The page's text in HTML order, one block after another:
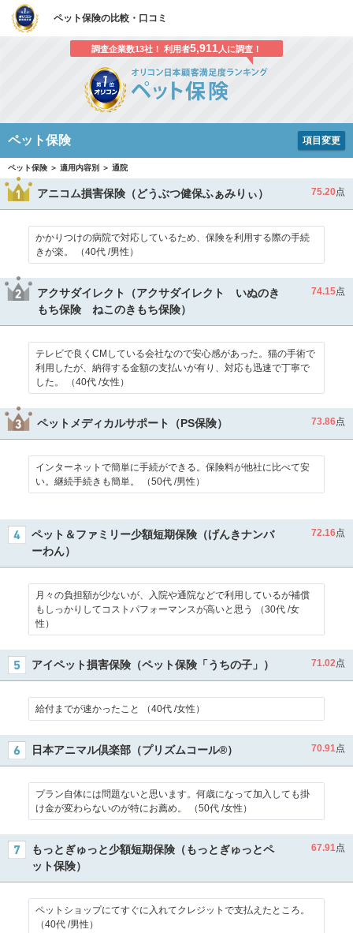
ペット保険の比較・口コミ
調査企業数13社！ 利用者5,911人に調査！
ペット保険 項目変更
ペット保険 ＞ 適用内容別 ＞ 通院
アニコム損害保険（どうぶつ健保ふぁみりぃ） 75.20点
かかりつけの病院で対応しているため、保険を利用する際の手続
きが楽。 （40代 /男性）
アクサダイレクト（アクサダイレクト いぬのき
もち保険 ねこのきもち保険）
74.15点
テレビで良くCMしている会社なので安心感があった。猫の手術で
利用したが、納得する金額の支払いが有り、対応も迅速で丁寧で
した。 （40代 /女性）
ペットメディカルサポート（PS保険） 73.86点
インターネットで簡単に手続ができる。保険料が他社に比べて安
い。継続手続きも簡単。 （50代 /男性）
ペット＆ファミリー少額短期保険（げんきナンバ
ーわん）
72.16点
月々の負担額が少ないが、入院や通院などで利用しているが補償
もしっかりしてコストパフォーマンスが高いと思う （30代 /女
性）
アイペット損害保険（ペット保険「うちの子」） 71.02点
給付までが速かったこと （40代 /女性）
日本アニマル倶楽部（プリズムコール®） 70.91点
プラン自体には問題ないと思います。何歳になって加入しても掛
け金が変わらないのが特にお薦め。 （50代 /女性）
もっとぎゅっと少額短期保険（もっとぎゅっとペ
ット保険）
67.91点
ペットショップにてすぐに入れてクレジットで支払えたところ。
（40代 /男性）